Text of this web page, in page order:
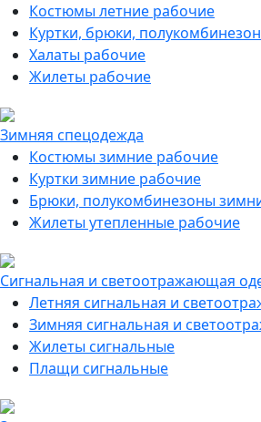
Костюмы летние рабочие
Куртки, брюки,
Халаты рабочие
Жилеты рабочие
Зимняя спецодежда
Костюмы зимние рабочие
Куртки зимние рабочие
Брюки, полукомбинезоны
Жилеты утепленные рабочие
Сигнальная и светоотражающая
Летняя сигнальная и
Зимняя сигнальная и
Жилеты сигнальные
Плащи сигнальные